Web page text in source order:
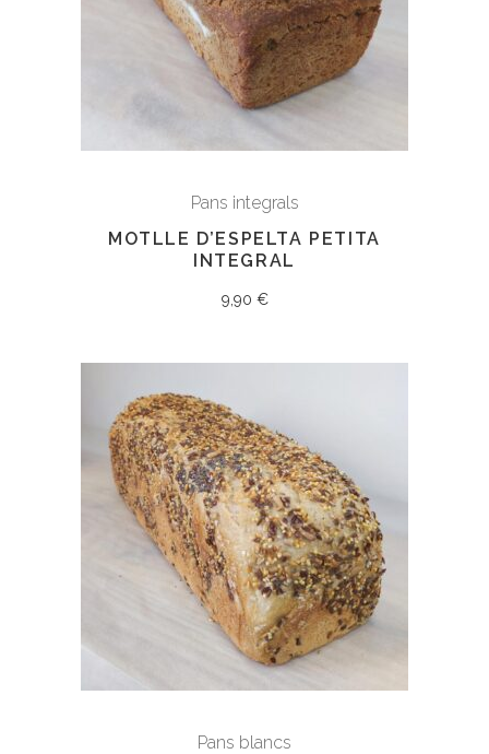
Pans integrals
MOTLLE D’ESPELTA PETITA
INTEGRAL
9,90 €
Pans blancs